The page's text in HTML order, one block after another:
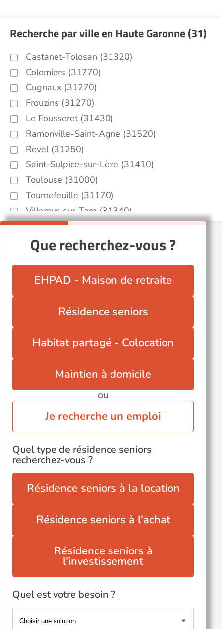
Recherche par ville en Haute Garonne (31)
Castanet-Tolosan (31320)
Colomiers (31770)
Cugnaux (31270)
Frouzins (31270)
Le Fousseret (31430)
Ramonville-Saint-Agne (31520)
Revel (31250)
Saint-Sulpice-sur-Lèze (31410)
Toulouse (31000)
Tournefeuille (31170)
Villemur-sur-Tarn (31340)
Que recherchez-vous ?
EHPAD - Maison de retraite
Résidence seniors
Habitat partagé - Colocation
Maintien à domicile
ou
Je recherche un emploi
Quel type de résidence seniors
recherchez-vous ?
Résidence seniors à la location
Résidence seniors à l'achat
Résidence seniors à
l'investissement
Quel est votre besoin ?